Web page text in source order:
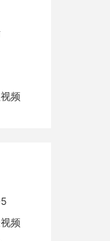
频
频